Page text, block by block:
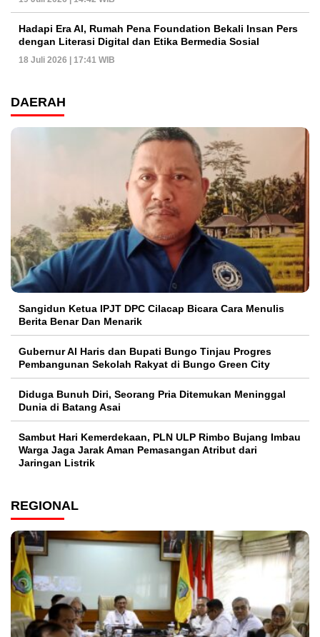
Hadapi Era AI, Rumah Pena Foundation Bekali Insan Pers
dengan Literasi Digital dan Etika Bermedia Sosial
18 Juli 2026 | 17:41 WIB
DAERAH
Sangidun Ketua IPJT DPC Cilacap Bicara Cara Menulis
Berita Benar Dan Menarik
​Gubernur Al Haris dan Bupati Bungo Tinjau Progres
Pembangunan Sekolah Rakyat di Bungo Green City
Diduga Bunuh Diri, Seorang Pria Ditemukan Meninggal
Dunia di Batang Asai
Sambut Hari Kemerdekaan, PLN ULP Rimbo Bujang Imbau
Warga Jaga Jarak Aman Pemasangan Atribut dari
Jaringan Listrik​
REGIONAL